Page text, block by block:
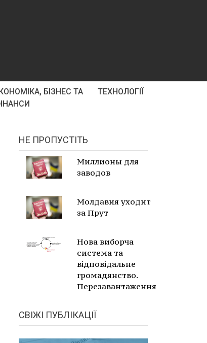
БІЗНЕС ТА
ТЕХНОЛОГІЇ
НЕ ПРОПУСТІТЬ
Миллионы для
заводов
Молдавия уходит
за Прут
Нова виборча
система та
відповідальне
громадянство.
Перезавантаження
СВІЖІ ПУБЛІКАЦІЇ